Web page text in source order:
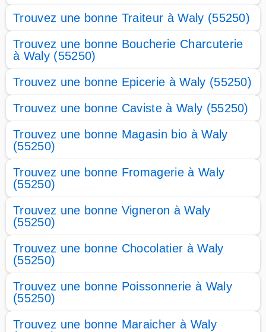
Trouvez une bonne Traiteur à Waly (55250)
Trouvez une bonne Boucherie Charcuterie
à Waly (55250)
Trouvez une bonne Epicerie à Waly (55250)
Trouvez une bonne Caviste à Waly (55250)
Trouvez une bonne Magasin bio à Waly
(55250)
Trouvez une bonne Fromagerie à Waly
(55250)
Trouvez une bonne Vigneron à Waly
(55250)
Trouvez une bonne Chocolatier à Waly
(55250)
Trouvez une bonne Poissonnerie à Waly
(55250)
Trouvez une bonne Maraicher à Waly